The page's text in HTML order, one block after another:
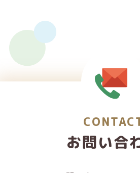
お問い合